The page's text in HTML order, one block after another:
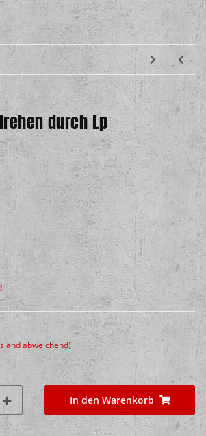
durch Lp
abweichend)
In den Warenkorb